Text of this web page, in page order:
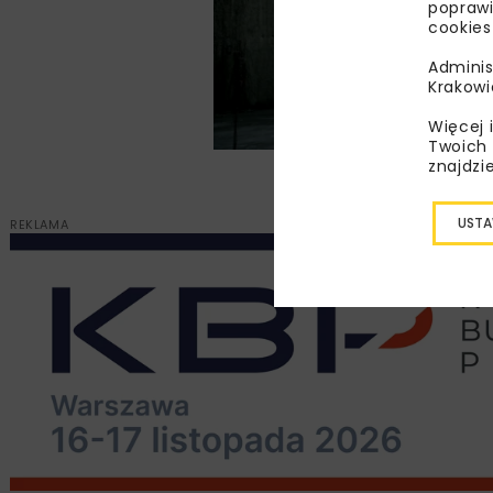
Zdjęcie:
REKLAMA
Więcej